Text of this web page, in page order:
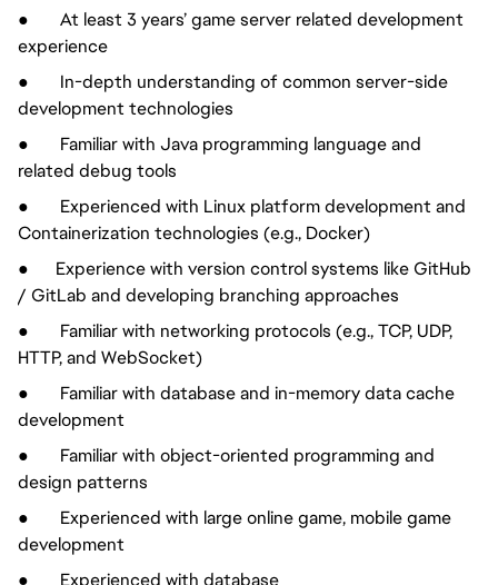
● At least 3 years’ game server related development
experience
● In-depth understanding of common server-side
development technologies
● Familiar with Java programming language and
related debug tools
● Experienced with Linux platform development and
Containerization technologies (e.g., Docker)
● Experience with version control systems like GitHub
/ GitLab and developing branching approaches
● Familiar with networking protocols (e.g., TCP, UDP,
HTTP, and WebSocket)
● Familiar with database and in-memory data cache
development
● Familiar with object-oriented programming and
design patterns
● Experienced with large online game, mobile game
development
● Experienced with database